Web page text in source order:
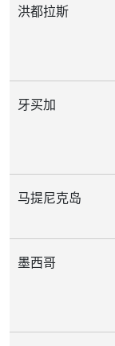
洪都拉斯
牙买加
马提尼克岛
墨西哥